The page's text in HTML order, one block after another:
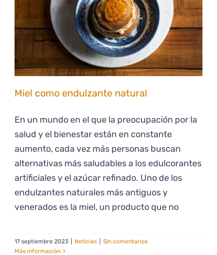
Miel como endulzante natural
En un mundo en el que la preocupación por la
salud y el bienestar están en constante
aumento, cada vez más personas buscan
alternativas más saludables a los edulcorantes
artificiales y el azúcar refinado. Uno de los
endulzantes naturales más antiguos y
venerados es la miel, un producto que no
17 septiembre 2023 Noticias
Sin comentarios
Más información